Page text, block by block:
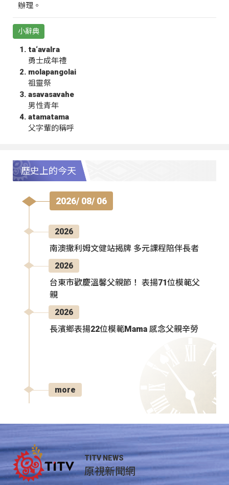
辦理。
小辭典
ta‘avalra
勇士成年禮
molapangolai
祖靈祭
asavasavahe
男性青年
atamatama
父字輩的稱呼
歷史上的今天
2026/ 08/ 06
2026
南澳撒利姆文健站揭牌 多元課程陪伴長者
2026
台東市歡慶溫馨父親節！ 表揚71位模範父
親
2026
長濱鄉表揚22位模範Mama 感念父親辛勞
more
TITV NEWS
原視新聞網